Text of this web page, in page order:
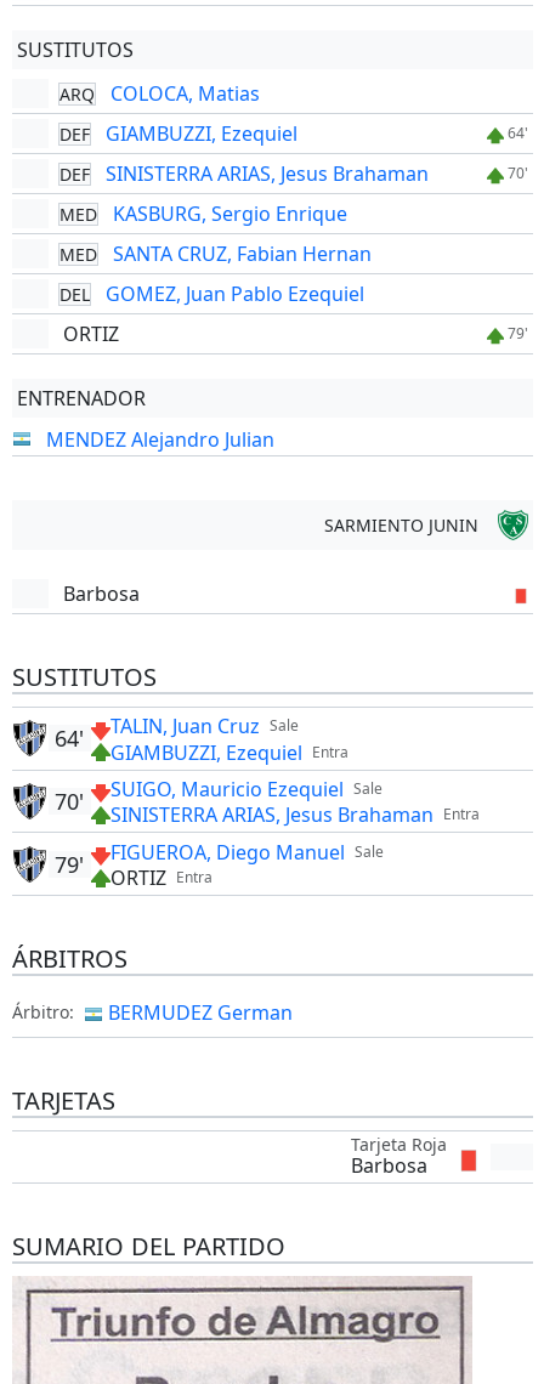
SUSTITUTOS
ARQ COLOCA, Matias
DEF GIAMBUZZI, Ezequiel 64'
DEF SINISTERRA ARIAS, Jesus Brahaman 70'
MED KASBURG, Sergio Enrique
MED SANTA CRUZ, Fabian Hernan
DEL
GOMEZ, Juan Pablo Ezequiel
ORTIZ
79'
ENTRENADOR
MENDEZ Alejandro Julian
SARMIENTO JUNIN
Barbosa
SUSTITUTOS
Sale
TALIN, Juan Cruz
Entra
GIAMBUZZI, Ezequiel
64'
Sale
SUIGO, Mauricio Ezequiel
Entra
SINISTERRA ARIAS, Jesus Brahaman
70'
Sale
FIGUEROA, Diego Manuel
Entra
ORTIZ
79'
ÁRBITROS
Árbitro: BERMUDEZ German
TARJETAS
Tarjeta Roja
Barbosa
SUMARIO DEL PARTIDO